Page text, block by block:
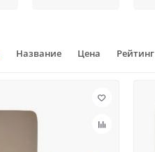
Название Цена Рейтинг